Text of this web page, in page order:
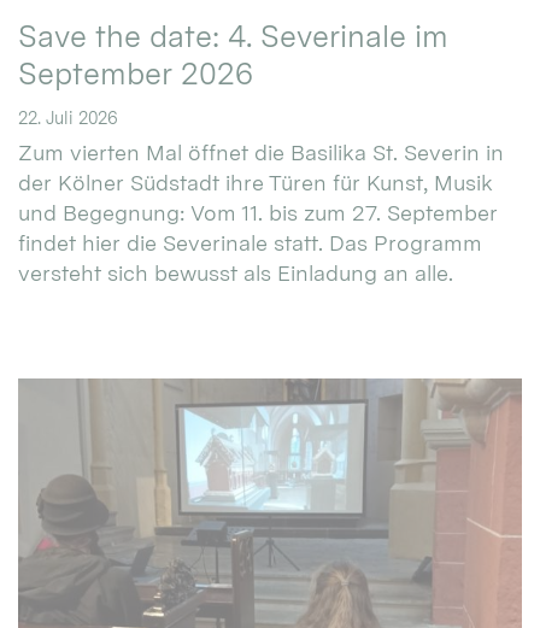
Save the date: 4. Severinale im
September 2026
22. Juli 2026
Zum vierten Mal öffnet die Basilika St. Severin in
der Kölner Südstadt ihre Türen für Kunst, Musik
und Begegnung: Vom 11. bis zum 27. September
findet hier die Severinale statt. Das Programm
versteht sich bewusst als Einladung an alle.